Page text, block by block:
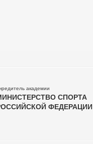
академии
СПОРТА
ФЕДЕРАЦИИ